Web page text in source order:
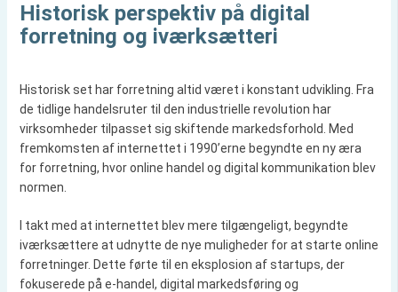
Historisk perspektiv på digital
forretning og iværksætteri
Historisk set har forretning altid været i konstant udvikling. Fra
de tidlige handelsruter til den industrielle revolution har
virksomheder tilpasset sig skiftende markedsforhold. Med
fremkomsten af internettet i 1990’erne begyndte en ny æra
for forretning, hvor online handel og digital kommunikation blev
normen.
I takt med at internettet blev mere tilgængeligt, begyndte
iværksættere at udnytte de nye muligheder for at starte online
forretninger. Dette førte til en eksplosion af startups, der
fokuserede på e-handel, digital markedsføring og